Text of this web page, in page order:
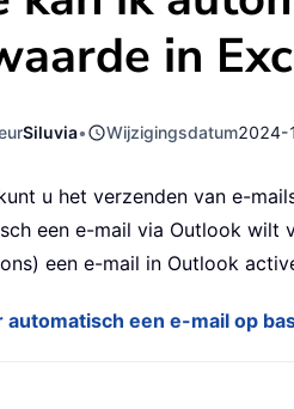
in
Siluvia• Wijzigingsdatum2024-
u het verzenden van e-
een e-mail via Outlook wilt
een e-mail in Outlook
automatisch een e-mail op